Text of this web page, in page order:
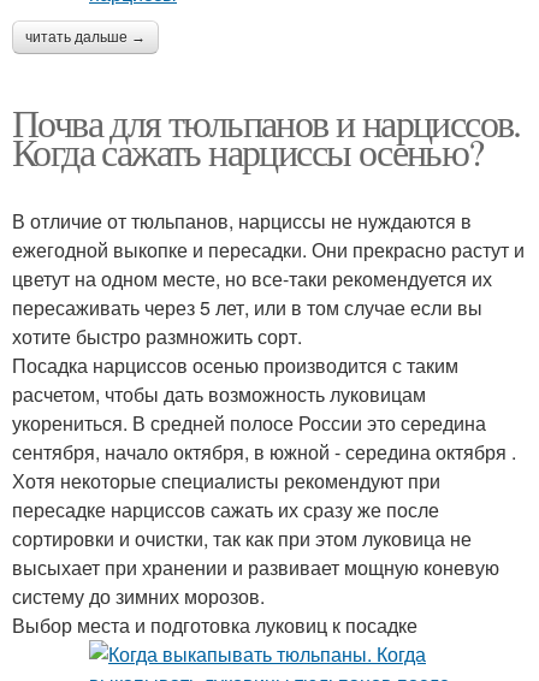
читать дальше →
Почва для тюльпанов и нарциссов.
Когда сажать нарциссы осенью?
В отличие от тюльпанов, нарциссы не нуждаются в
ежегодной выкопке и пересадки. Они прекрасно растут и
цветут на одном месте, но все-таки рекомендуется их
пересаживать через 5 лет, или в том случае если вы
хотите быстро размножить сорт.
Посадка нарциссов осенью производится с таким
расчетом, чтобы дать возможность луковицам
укорениться. В средней полосе России это середина
сентября, начало октября, в южной - середина октября .
Хотя некоторые специалисты рекомендуют при
пересадке нарциссов сажать их сразу же после
сортировки и очистки, так как при этом луковица не
высыхает при хранении и развивает мощную коневую
систему до зимних морозов.
Выбор места и подготовка луковиц к посадке